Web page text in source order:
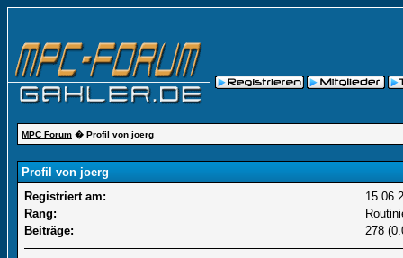
MPC Forum � Profil von joerg
Profil von joerg
Registriert am:
Rang:
Beiträge:
278